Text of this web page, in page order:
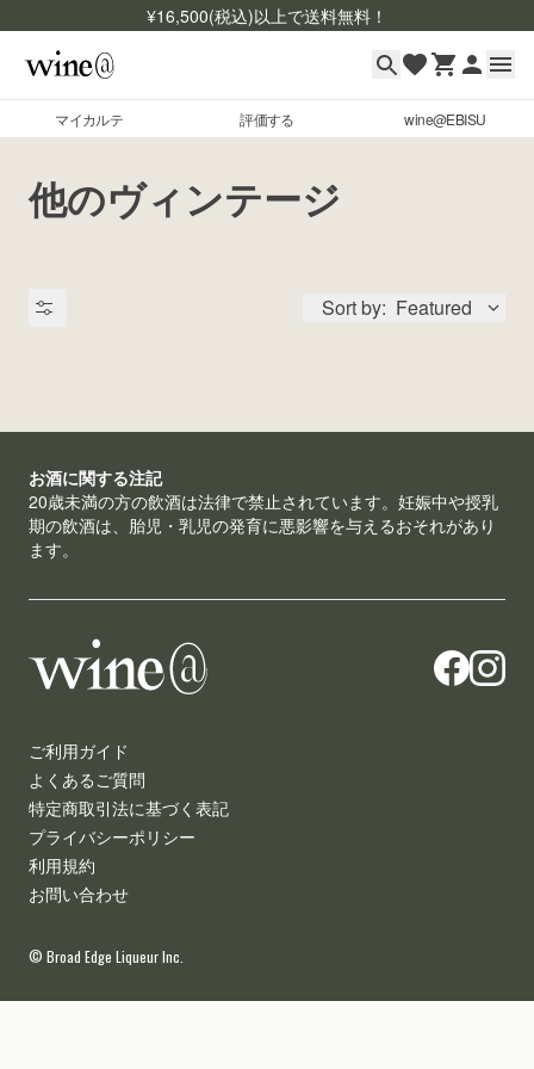
¥16,500(税込)以上で送料無料！
マイカルテ 評価する wine@EBISU
マイカルテ
評価する
商品検索
お問い合わせ
wine@とは
他のヴィンテージ
Sort by: Featured
出品状況
銘柄コード
お酒に関する注記
20歳未満の方の飲酒は法律で禁止されています。妊娠中や授乳
期の飲酒は、胎児・乳児の発育に悪影響を与えるおそれがあり
ます。
ご利用ガイド
よくあるご質問
特定商取引法に基づく表記
プライバシーポリシー
利用規約
お問い合わせ
© Broad Edge Liqueur Inc.